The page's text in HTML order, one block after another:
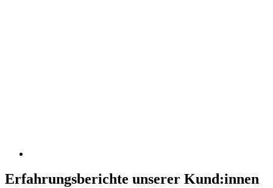
Erfahrungsberichte unserer Kund:innen